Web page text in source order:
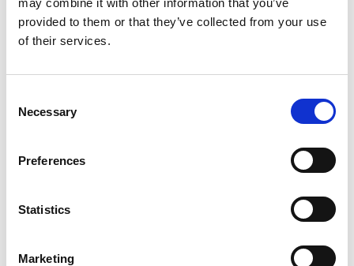
may combine it with other information that you’ve
provided to them or that they’ve collected from your use
of their services.
Selection
Necessary
Preferences
Statistics
Marketing
Ugo Chiti
CON
Roberta Lucca
REGIA
Luigi Ascione